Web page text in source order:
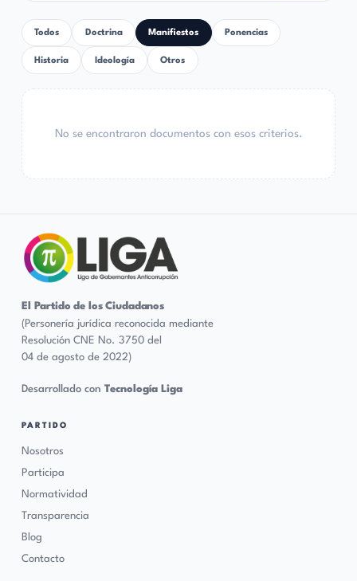
Todos Doctrina Manifiestos Ponencias
Historia Ideología Otros
No se encontraron documentos con esos criterios.
El Partido de los Ciudadanos
(Personería jurídica reconocida mediante
Resolución CNE No. 3750 del
04 de agosto de 2022)
Desarrollado con Tecnología Liga
PARTIDO
Nosotros
Participa
Normatividad
Transparencia
Blog
Contacto